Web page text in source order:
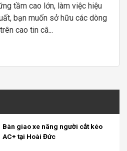
tầm cao lớn, làm việc hiệu
bạn muốn sở hữu các dòng
cao tin câ...
Bàn giao xe nâng người cắt kéo
AC+ tại Hoài Đức